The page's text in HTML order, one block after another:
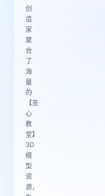
创
造
家
聚
合
了
海
量
的
【圣
心
教
堂】
3D
模
型
资
源，